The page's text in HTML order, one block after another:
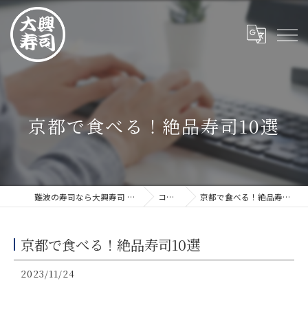
京都で食べる！絶品寿司10選
難波の寿司なら大興寿司 難波店 コラム 京都で食べる！絶品寿司10選
京都で食べる！絶品寿司10選
2023/11/24